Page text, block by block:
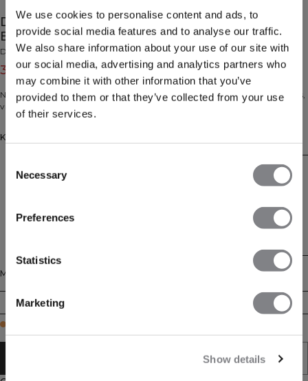
We use cookies to personalise content and ads, to
provide social media features and to analyse our traffic.
We also share information about your use of our site with
our social media, advertising and analytics partners who
may combine it with other information that you’ve
provided to them or that they’ve collected from your use
of their services.
Selection
Necessary
Preferences
Statistics
Marketing
Show details
Define Seamless Halter Sports Bra Midnight
Blue
Define Seamless Collection
36€45€(-20%)
Naadloze sport-bh met halternek, lichte ondersteuning en uitneembare cups,
van vochtafvoerende polyamide.
Kleur: Midnight Blue
Maat
XS XXL
AAN WINKELWAGENTJE TOEVOEGEN